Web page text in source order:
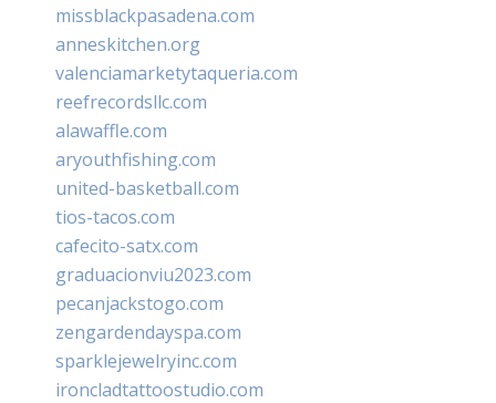
missblackpasadena.com
anneskitchen.org
valenciamarketytaqueria.com
reefrecordsllc.com
alawaffle.com
aryouthfishing.com
united-basketball.com
tios-tacos.com
cafecito-satx.com
graduacionviu2023.com
pecanjackstogo.com
zengardendayspa.com
sparklejewelryinc.com
ironcladtattoostudio.com